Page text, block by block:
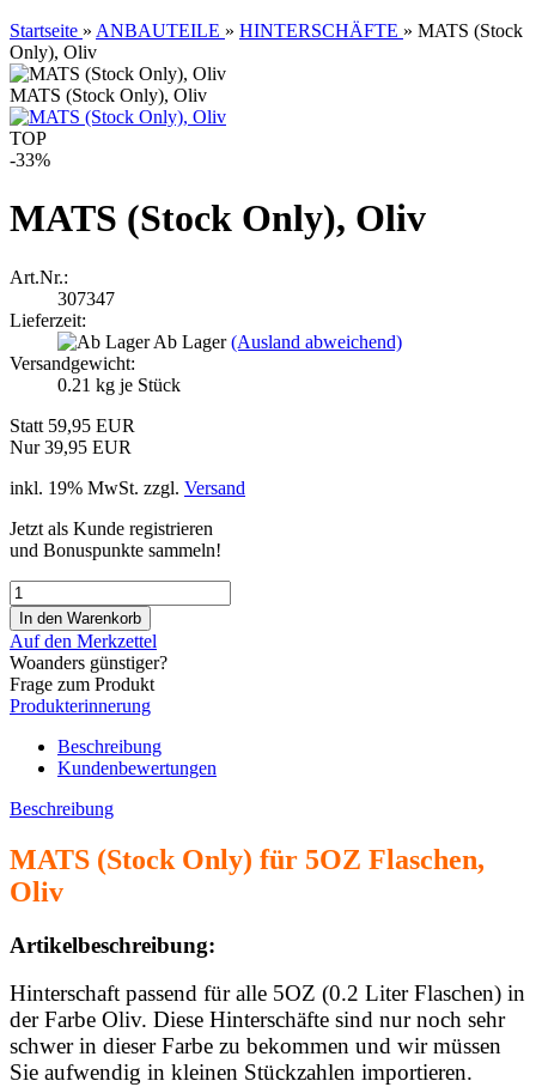
Startseite » ANBAUTEILE » HINTERSCHÄFTE » MATS (Stock
Only), Oliv
MATS (Stock Only), Oliv
TOP
-33%
MATS (Stock Only), Oliv
Art.Nr.:
307347
Lieferzeit:
Ab Lager(Ausland abweichend)
Versandgewicht:
0.21 kg je Stück
Statt 59,95 EUR
Nur 39,95 EUR
inkl. 19% MwSt. zzgl. Versand
Jetzt als Kunde registrieren
und Bonuspunkte sammeln!
Auf den Merkzettel
Woanders günstiger?
Frage zum Produkt
Produkterinnerung
Beschreibung
Kundenbewertungen
Beschreibung
MATS (Stock Only) für 5OZ Flaschen,
Oliv
Artikelbeschreibung:
Hinterschaft passend für alle 5OZ (0.2 Liter Flaschen) in
der Farbe Oliv. Diese Hinterschäfte sind nur noch sehr
schwer in dieser Farbe zu bekommen und wir müssen
Sie aufwendig in kleinen Stückzahlen importieren.